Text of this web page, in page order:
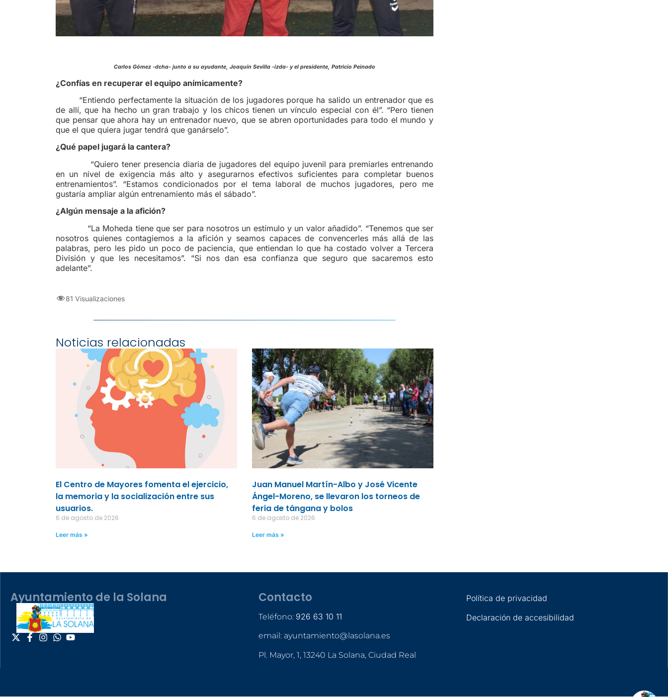
Carlos Gómez -dcha- junto a su ayudante, Joaquín Sevilla -izda- y el presidente, Patricio Peinado
¿Confías en recuperar el equipo anímicamente?
“Entiendo perfectamente la situación de los jugadores porque ha salido un entrenador que es
de allí, que ha hecho un gran trabajo y los chicos tienen un vínculo especial con él”. “Pero tienen
que pensar que ahora hay un entrenador nuevo, que se abren oportunidades para todo el mundo y
que el que quiera jugar tendrá que ganárselo”.
¿Qué papel jugará la cantera?
“Quiero tener presencia diaria de jugadores del equipo juvenil para premiarles entrenando
en un nivel de exigencia más alto y asegurarnos efectivos suficientes para completar buenos
entrenamientos”. “Estamos condicionados por el tema laboral de muchos jugadores, pero me
gustaría ampliar algún entrenamiento más el sábado”.
¿Algún mensaje a la afición?
“La Moheda tiene que ser para nosotros un estímulo y un valor añadido”. “Tenemos que ser
nosotros quienes contagiemos a la afición y seamos capaces de convencerles más allá de las
palabras, pero les pido un poco de paciencia, que entiendan lo que ha costado volver a Tercera
División y que les necesitamos”. “Si nos dan esa confianza que seguro que sacaremos esto
adelante”.
81 Visualizaciones
Noticias relacionadas
El Centro de Mayores fomenta el ejercicio,
la memoria y la socialización entre sus
usuarios.
6 de agosto de 2026
Leer más »
Juan Manuel Martín-Albo y José Vicente
Ángel-Moreno, se llevaron los torneos de
feria de tángana y bolos
6 de agosto de 2026
Leer más »
Ayuntamiento de la Solana Contacto
Teléfono: 926 63 10 11
email: ayuntamiento@lasolana.es
Pl. Mayor, 1, 13240 La Solana, Ciudad Real
Política de privacidad
Declaración de accesibilidad